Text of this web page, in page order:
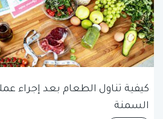
كيفية تناول الطعام بعد إجراء
السمنة